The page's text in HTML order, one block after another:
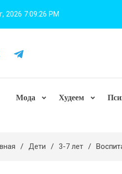
2026 7:09:27 PM
Мода Худеем
Дети 3-7 лет